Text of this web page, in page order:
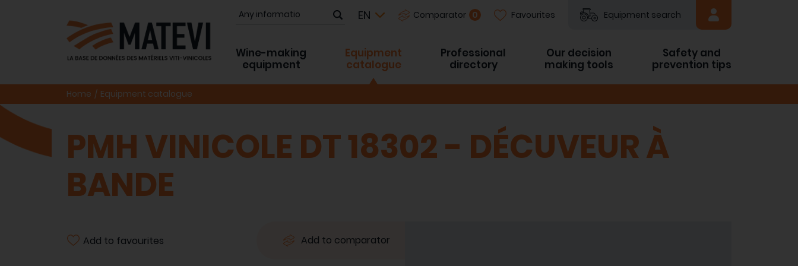
Comparator 0 Favourites Equipment search
Wine-making
equipment
Equipment
catalogue
Professional
directory
Our decision
making tools
Safety and
prevention tips
Home Equipment catalogue
PMH VINICOLE DT 18302 - DÉCUVEUR À
BANDE
Add to favourites Add to comparator